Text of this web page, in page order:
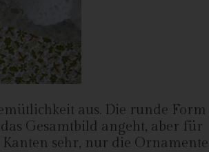
aus. Die runde Form
Gesamtbild angeht, aber für
sehr, nur die Ornamente